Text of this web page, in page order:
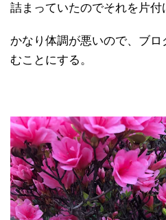
詰まっていたのでそれを片付
かなり体調が悪いので、ブ
むことにする。